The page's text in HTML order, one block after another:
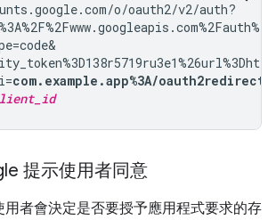
o/oauth2/v2/auth?
com.example.app%3A/oauth2redirect
提示使用者同意
用者會決定是否要授予應用程式要求的存